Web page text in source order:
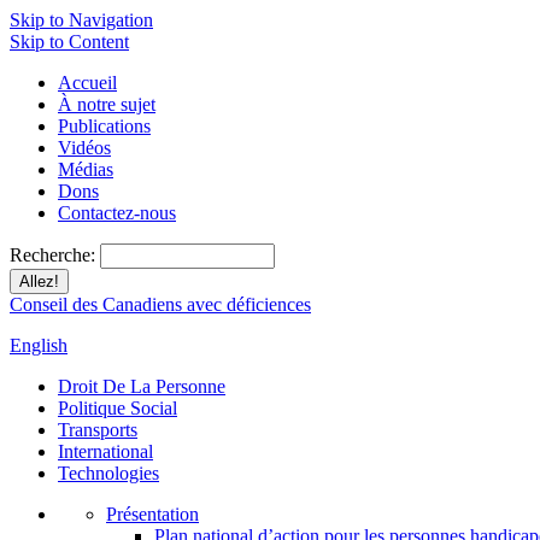
Skip to Navigation
Skip to Content
Accueil
À notre sujet
Publications
Vidéos
Médias
Dons
Contactez-nous
Recherche:
Conseil des Canadiens avec déficiences
English
Droit De La Personne
Politique Social
Transports
International
Technologies
Présentation
Plan national d’action pour les personnes